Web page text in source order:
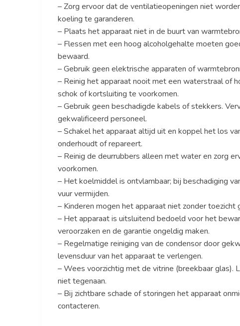
– Zorg ervoor dat de ventilatieopeningen niet
koeling te garanderen.
– Plaats het apparaat niet in de buurt van
– Flessen met een hoog alcoholgehalte moeten
bewaard.
– Gebruik geen elektrische apparaten of
– Reinig het apparaat nooit met een waterstraal of
schok of kortsluiting te voorkomen.
– Gebruik geen beschadigde kabels of stekkers.
gekwalificeerd personeel.
– Schakel het apparaat altijd uit en koppel het los
onderhoudt of repareert.
– Reinig de deurrubbers alleen met water en zorg
voorkomen.
– Het koelmiddel is ontvlambaar; bij beschadiging
vuur vermijden.
– Kinderen mogen het apparaat niet zonder toezicht
– Het apparaat is uitsluitend bedoeld voor het
veroorzaken en de garantie ongeldig maken.
– Regelmatige reiniging van de condensor door
levensduur van het apparaat te verlengen.
– Wees voorzichtig met de vitrine (breekbaar glas).
niet tegenaan.
– Bij zichtbare schade of storingen het apparaat
contacteren.